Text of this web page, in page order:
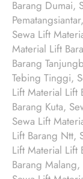
Barang Dumai,
Sewa Lift
Material Lift
Barang
Tebing Tinggi,
Lift Material Lift
Barang Kuta,
Sewa Lift
Lift Barang Ntt,
Lift Material Lift
Barang